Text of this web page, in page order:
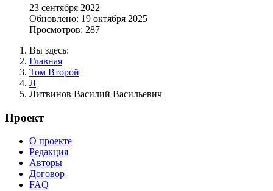
23 сентября 2022
Обновлено: 19 октября 2025
Просмотров: 287
Вы здесь:
Главная
Том Второй
Л
Литвинов Василий Васильевич
Проект
О проекте
Редакция
Авторы
Договор
FAQ